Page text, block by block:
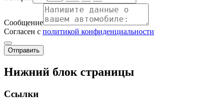
Сообщение
Согласен с политикой конфиденциальности
Отправить
Нижний блок страницы
Ссылки